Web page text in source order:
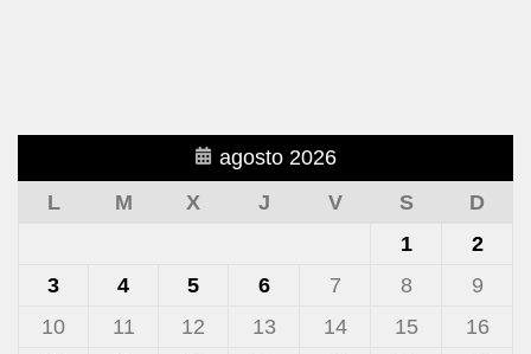
agosto 2026
L
M X J V S
D
1
2
3
4 5 6 7 8
9
10
11 12 13 14 15
16